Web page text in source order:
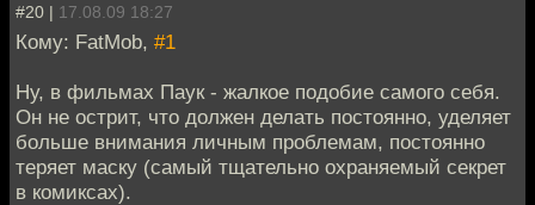
#20 | 17.08.09 18:27
Кому: FatMob, #1
Ну, в фильмах Паук - жалкое подобие самого себя.
Он не острит, что должен делать постоянно, уделяет
больше внимания личным проблемам, постоянно
теряет маску (самый тщательно охраняемый секрет
в комиксах).